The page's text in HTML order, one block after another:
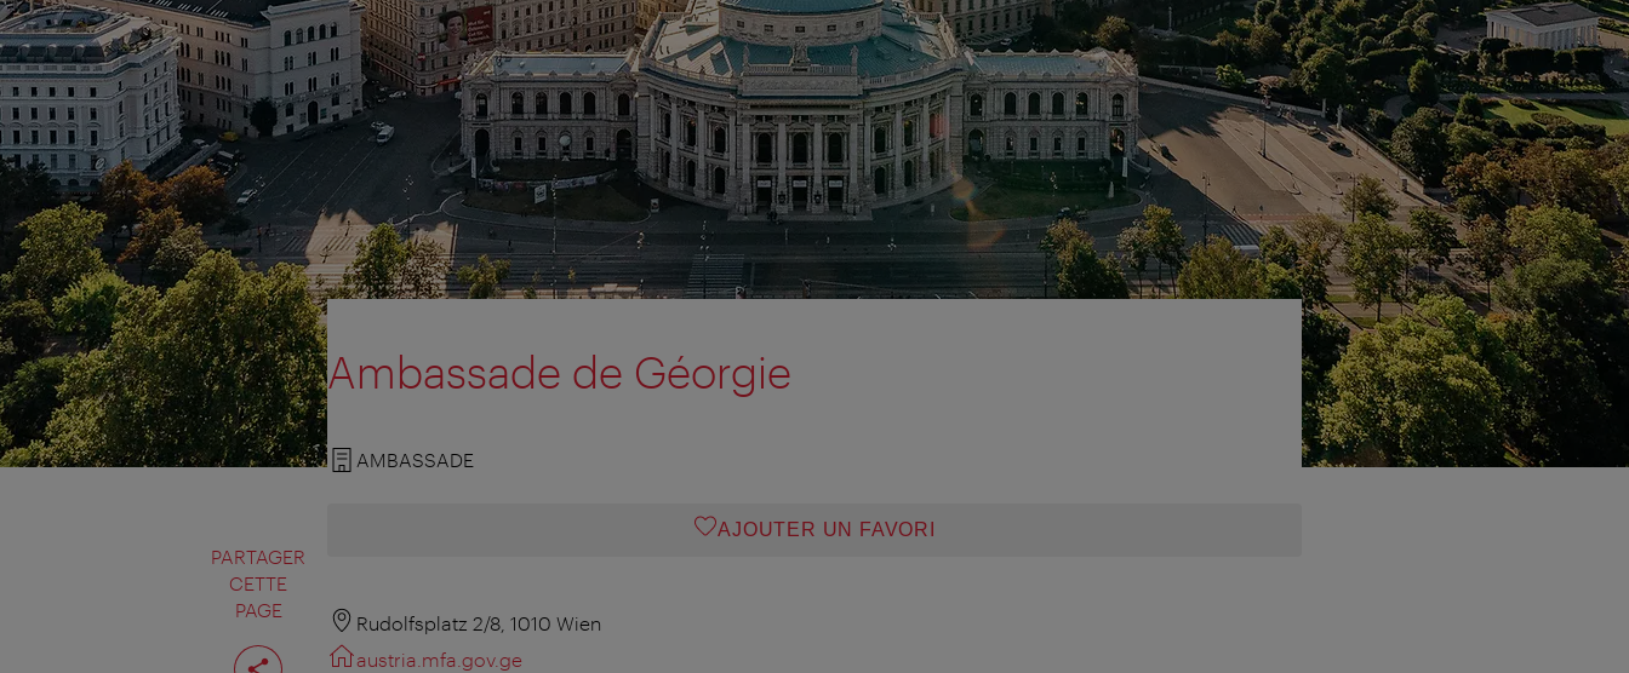
PARTAGER
CETTE
PAGE
Partager
cette
Ambassade de Géorgie
AMBASSADE
AJOUTER UN FAVORI
Rudolfsplatz 2/8, 1010 Wien
austria.mfa.gov.ge